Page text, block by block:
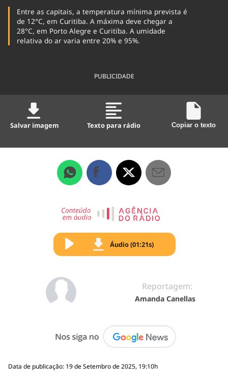
Entre as capitais, a temperatura mínima prevista é
de 12°C, em Curitiba. A máxima deve chegar a
28°C, em Porto Alegre e Curitiba. A umidade
relativa do ar varia entre 20% e 95%.
PUBLICIDADE
Salvar imagem Texto para rádio Copiar o texto
Áudio (01:21s)
Reportagem:
Amanda Canellas
Data de publicação: 19 de Setembro de 2025, 19:10h